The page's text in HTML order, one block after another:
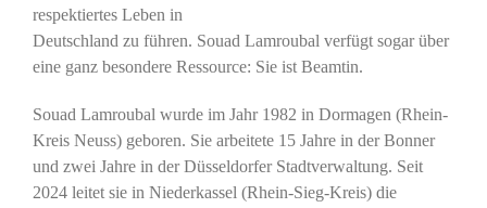
respektiertes Leben in
Deutschland zu führen. Souad Lamroubal verfügt sogar über
eine ganz besondere Ressource: Sie ist Beamtin.
Souad Lamroubal wurde im Jahr 1982 in Dormagen (Rhein-
Kreis Neuss) geboren. Sie arbeitete 15 Jahre in der Bonner
und zwei Jahre in der Düsseldorfer Stadtverwaltung. Seit
2024 leitet sie in Niederkassel (Rhein-Sieg-Kreis) die